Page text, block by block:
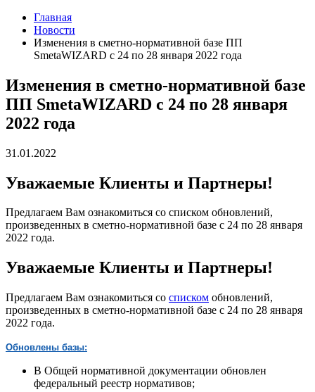
Главная
Новости
Изменения в сметно-нормативной базе ПП
SmetaWIZARD с 24 по 28 января 2022 года
Изменения в сметно-нормативной базе
ПП SmetaWIZARD с 24 по 28 января
2022 года
31.01.2022
Уважаемые Клиенты и Партнеры!
Предлагаем Вам ознакомиться со списком обновлений,
произведенных в сметно-нормативной базе с 24 по 28 января
2022 года.
Уважаемые Клиенты и Партнеры!
Предлагаем Вам ознакомиться со списком обновлений,
произведенных в сметно-нормативной базе c 24 по 28 января
2022 года.
Обновлены базы:
В Общей нормативной документации обновлен
федеральный реестр нормативов;